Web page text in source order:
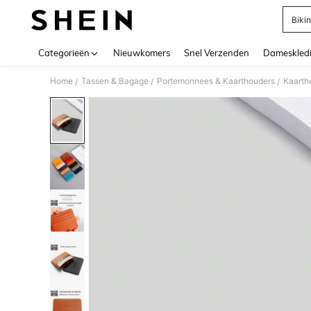
Categorieën Nieuwkomers Snel Verzenden
Home / Tassen & Bagage / Portemonnees & Kaarthouders /